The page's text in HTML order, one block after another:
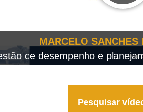
MARCELO SANCHES
de desempenho e
Pesquisar